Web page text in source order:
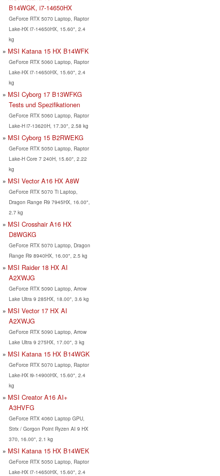
B14WGK, i7-14650HX
GeForce RTX 5070 Laptop, Raptor
Lake-HX i7-14650HX, 15.60", 2.4
kg
MSI Katana 15 HX B14WFK
GeForce RTX 5060 Laptop, Raptor
Lake-HX i7-14650HX, 15.60", 2.4
kg
MSI Cyborg 17 B13WFKG
Tests und Spezifikationen
GeForce RTX 5060 Laptop, Raptor
Lake-H i7-13620H, 17.30", 2.58 kg
MSI Cyborg 15 B2RWEKG
GeForce RTX 5050 Laptop, Raptor
Lake-H Core 7 240H, 15.60", 2.22
kg
MSI Vector A16 HX A8W
GeForce RTX 5070 Ti Laptop,
Dragon Range R9 7945HX, 16.00",
2.7 kg
MSI Crosshair A16 HX
D8WGKG
GeForce RTX 5070 Laptop, Dragon
Range R9 8940HX, 16.00", 2.5 kg
MSI Raider 18 HX AI
A2XWJG
GeForce RTX 5090 Laptop, Arrow
Lake Ultra 9 285HX, 18.00", 3.6 kg
MSI Vector 17 HX AI
A2XWJG
GeForce RTX 5090 Laptop, Arrow
Lake Ultra 9 275HX, 17.00", 3 kg
MSI Katana 15 HX B14WGK
GeForce RTX 5070 Laptop, Raptor
Lake-HX i9-14900HX, 15.60", 2.4
kg
MSI Creator A16 AI+
A3HVFG
GeForce RTX 4060 Laptop GPU,
Strix / Gorgon Point Ryzen AI 9 HX
370, 16.00", 2.1 kg
MSI Katana 15 HX B14WEK
GeForce RTX 5050 Laptop, Raptor
Lake-HX i7-14650HX, 15.60", 2.4